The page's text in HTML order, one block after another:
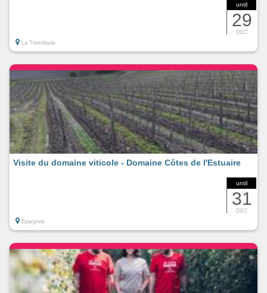
until
29
DEC
La Tremblade
until
31
DEC
Visite du domaine viticole - Domaine Côtes de l'Estuaire
Épargnes